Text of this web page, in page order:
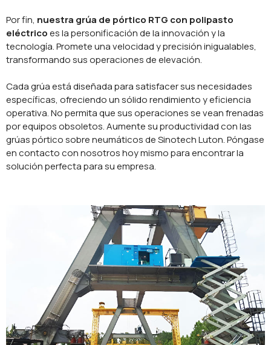
Por fin, nuestra grúa de pórtico RTG con polipasto
eléctricoes la personificación de la innovación y la
tecnología. Promete una velocidad y precisión inigualables,
transformando sus operaciones de elevación.
Cada grúa está diseñada para satisfacer sus necesidades
específicas, ofreciendo un sólido rendimiento y eficiencia
operativa. No permita que sus operaciones se vean frenadas
por equipos obsoletos. Aumente su productividad con las
grúas pórtico sobre neumáticos de Sinotech Luton. Póngase
en contacto con nosotros hoy mismo para encontrar la
solución perfecta para su empresa.